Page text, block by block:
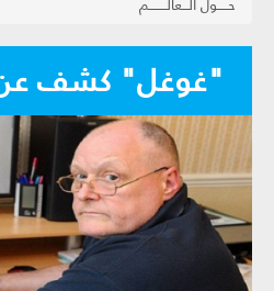
حـــــول الـــعالــــــــم
"غوغل" كشف